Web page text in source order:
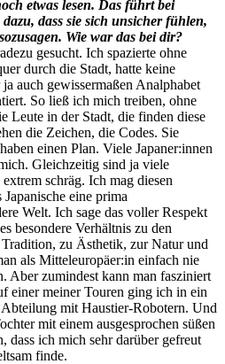
etwas lesen. Das führt bei
dass sie sich unsicher fühlen,
Wie war das bei dir?
gesucht. Ich spazierte ohne
durch die Stadt, hatte keine
auch gewissermaßen Analphabet
So ließ ich mich treiben, ohne
Leute in der Stadt, die finden diese
die Zeichen, die Codes. Sie
einen Plan. Viele Japaner:innen
Gleichzeitig sind ja viele
schräg. Ich mag diesen
eine prima
Welt. Ich sage das voller Respekt
besondere Verhältnis zu den
zu Ästhetik, zur Natur und
als Mitteleuropäer:in einfach nie
Aber zumindest kann man fasziniert
einer meiner Touren ging ich in ein
mit Haustier-Robotern. Und
mit einem ausgesprochen süßen
ich mich sehr darüber gefreut
finde.